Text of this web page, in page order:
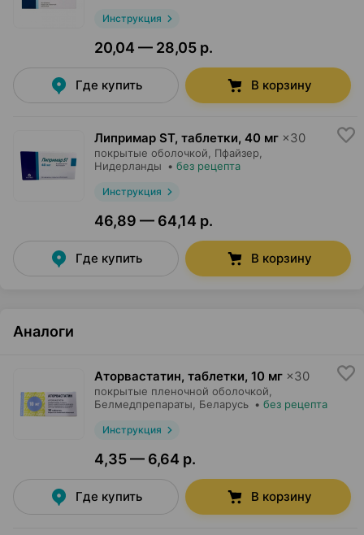
Инструкция
20,04 — 28,05 р.
Где купить В корзину
Липримар ST, таблетки, 40 мг ×30
покрытые оболочкой, Пфайзер
Нидерланды • без рецепта
Инструкция
46,89 — 64,14 р.
Где купить В корзину
Аналоги
Аторвастатин, таблетки, 10 мг ×30
покрытые пленочной оболочкой,
Белмедпрепараты , Беларусь • без рецепта
Инструкция
4,35 — 6,64 р.
Где купить В корзину